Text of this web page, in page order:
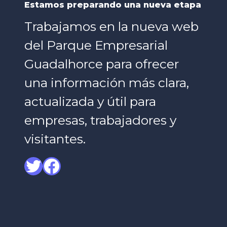
Estamos preparando una nueva etapa
Trabajamos en la nueva web
del Parque Empresarial
Guadalhorce para ofrecer
una información más clara,
actualizada y útil para
empresas, trabajadores y
visitantes.
Twitter
Facebook